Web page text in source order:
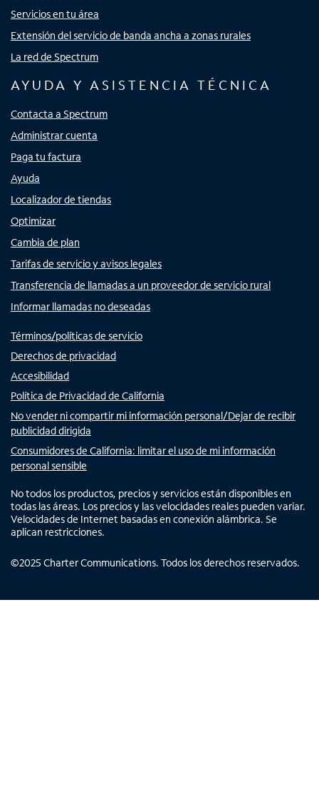
Servicios en tu área
Extensión del servicio de banda ancha a zonas rurales
La red de Spectrum
AYUDA Y ASISTENCIA TÉCNICA
Contacta a Spectrum
Administrar cuenta
Paga tu factura
Ayuda
Localizador de tiendas
Optimizar
Cambia de plan
Tarifas de servicio y avisos legales
Transferencia de llamadas a un proveedor de servicio rural
Informar llamadas no deseadas
Términos/políticas de servicio
Derechos de privacidad
Accesibilidad
Política de Privacidad de California
No vender ni compartir mi información personal/Dejar de recibir
publicidad dirigida
Consumidores de California: limitar el uso de mi información
personal sensible
No todos los productos, precios y servicios están disponibles en
todas las áreas. Los precios y las velocidades reales pueden variar.
Velocidades de Internet basadas en conexión alámbrica. Se
aplican restricciones.
©2025 Charter Communications. Todos los derechos reservados.